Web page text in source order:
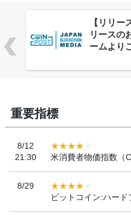
株式会社
ーバル
「
重要指標
8/12
21:30
米消費者物価指数（
8/29
ビットコイン:ハー